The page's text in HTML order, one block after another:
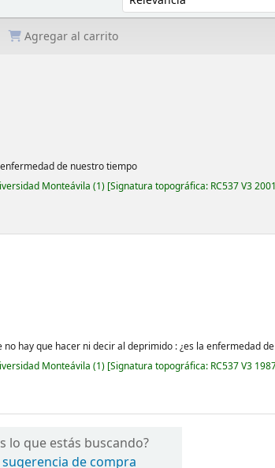
Agregar al carrito
de nuestro tiempo
Monteávila (1) Signatura topográfica: RC537 V3
hay que hacer ni decir al deprimido : ¿es la enfermedad
Monteávila (1) Signatura topográfica: RC537 V3
lo que estás buscando?
sugerencia de compra